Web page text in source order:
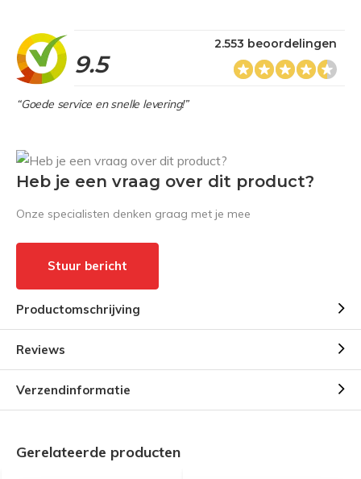
9.5
2.553 beoordelingen
“Goede service en snelle levering!”
Heb je een vraag over dit product?
Onze specialisten denken graag met je mee
Stuur bericht
Productomschrijving
Reviews
Verzendinformatie
Gerelateerde producten